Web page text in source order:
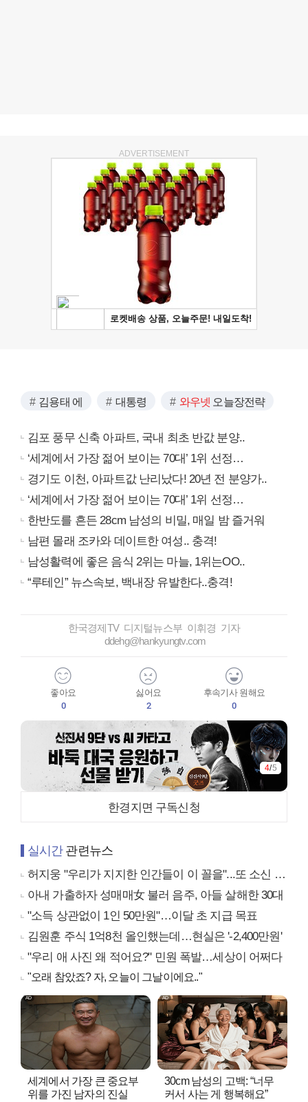
ADVERTISEMENT
김용태 에 대통령 와우넷 오늘장전략
김포 풍무 신축 아파트, 국내 최초 반값 분양..
‘세계에서 가장 젊어 보이는 70대’ 1위 선정…
경기도 이천, 아파트값 난리났다! 20년 전 분양가..
‘세계에서 가장 젊어 보이는 70대’ 1위 선정…
한반도를 흔든 28cm 남성의 비밀, 매일 밤 즐거워
남편 몰래 조카와 데이트한 여성.. 충격!
남성활력에 좋은 음식 2위는 마늘, 1위는OO..
“루테인” 뉴스속보, 백내장 유발한다..충격!
한국경제TV 디지털뉴스부 이휘경 기자
ddehg@hankyungtv.com
좋아요
0
싫어요
2
후속기사 원해요
0
4/5
한경지면 구독신청
실시간관련뉴스
허지웅 "우리가 지지한 인간들이 이 꼴을"...또 소신 발언
아내 가출하자 성매매女 불러 음주, 아들 살해한 30대
"소득 상관없이 1인 50만원"…이달 초 지급 목표
김원훈 주식 1억8천 올인했는데…현실은 '-2,400만원'
"우리 애 사진 왜 적어요?" 민원 폭발…세상이 어쩌다
"오래 참았죠? 자, 오늘이 그날이에요.."
세계에서 가장 큰 중요부
위를 가진 남자의 진실
30cm 남성의 고백: “너무
커서 사는 게 행복해요”